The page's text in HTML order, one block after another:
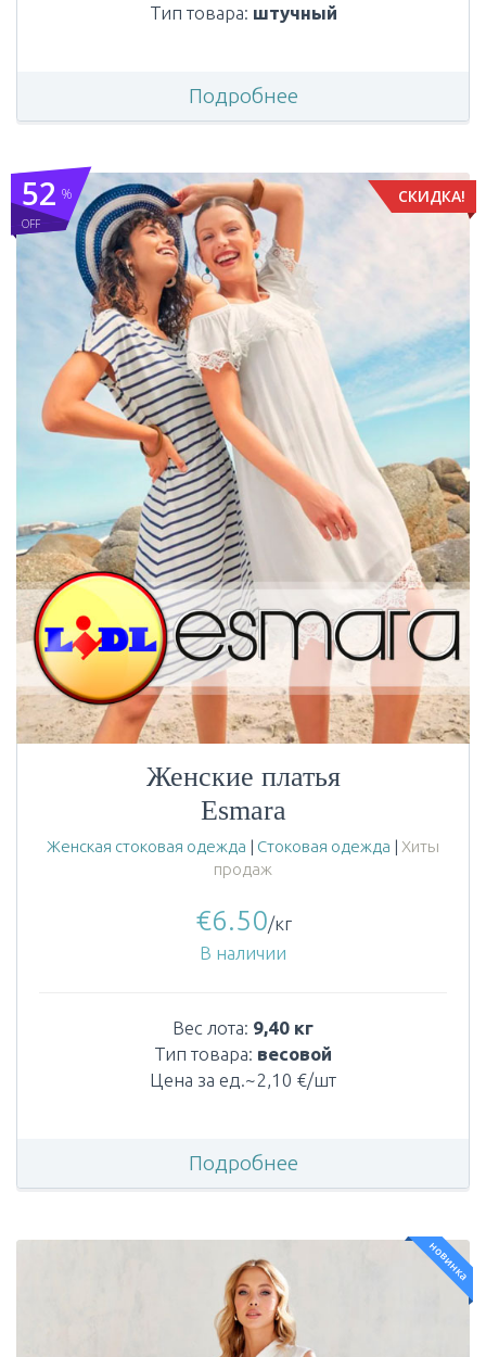
Тип товара: штучный
Подробнее
СКИДКА!
%
OFF
52
Женские платья
Esmara
Женская стоковая одежда | Стоковая одежда | Хиты
продаж
€6.50/кг
В наличии
Вес лота: 9,40 кг
Тип товара: весовой
Цена за ед.~2,10 €/шт
Подробнее
новинка